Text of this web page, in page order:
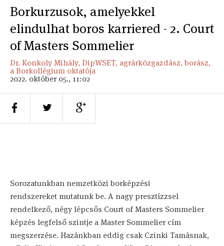
Borkurzusok, amelyekkel
elindulhat boros karriered - 2. Court
of Masters Sommelier
Dr. Konkoly Mihály, DipWSET, agrárközgazdász, borász,
a Borkollégium oktatója
2022. október 05., 11:02
Sorozatunkban nemzetközi borképzési
rendszereket mutatunk be. A nagy presztízzsel
rendelkező, négy lépcsős Court of Masters Sommelier
képzés legfelső szintje a Master Sommelier cím
megszerzése. Hazánkban eddig csak Czinki Tamásnak,